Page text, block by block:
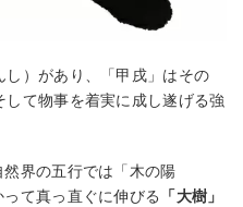
）があり、「甲戌」はその
て物事を着実に成し遂げる強
然界の五行では「木の陽
って真っ直ぐに伸びる
「大樹」